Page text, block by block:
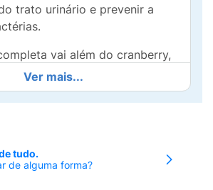
trato urinário e prevenir a
vai além do cranberry,
Licopenoe o
possuem ação antioxidante,
radicais livres e fortalecendo
é um suplemento de uso
em evitar desconfortos
Ver mais...
tudo.
de alguma forma?